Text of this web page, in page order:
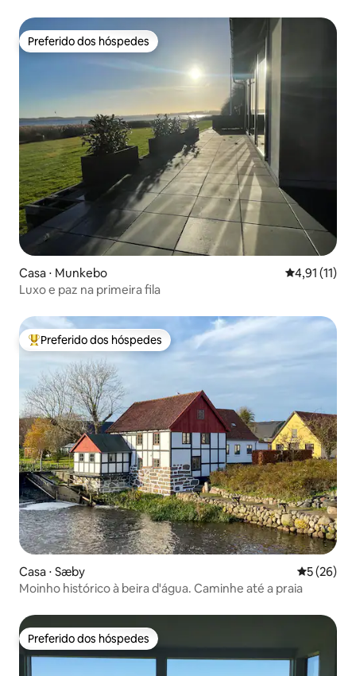
Preferido dos hóspedes
Preferido dos hóspedes
Casa ⋅ Munkebo 4,91 de uma
4,91 (11)
Luxo e paz na primeira fila
Entre os melhores preferidos dos hóspedes
Preferido dos hóspedes
Casa ⋅ Sæby 5 de uma
5 (26)
Moinho histórico à beira d'água. Caminhe até a praia
Preferido dos hóspedes
Preferido dos hóspedes